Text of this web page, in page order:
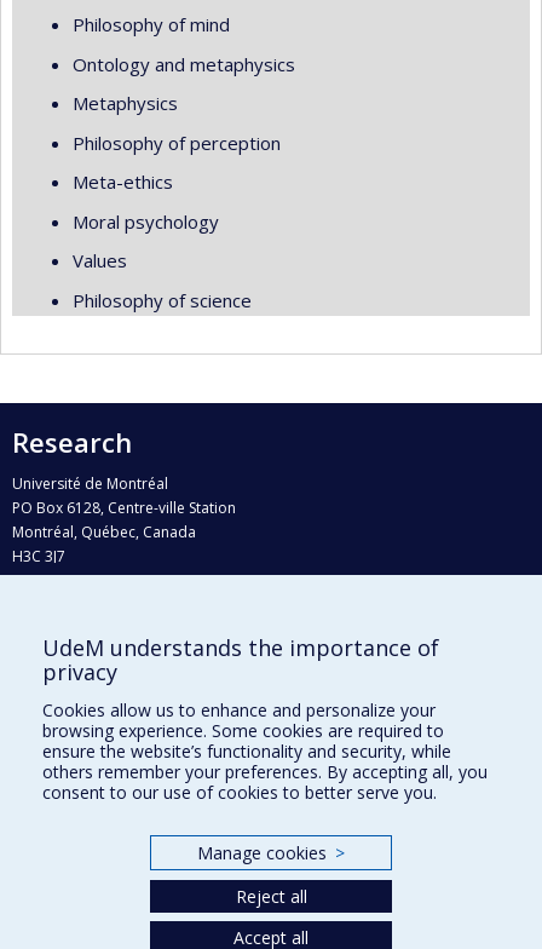
Philosophy of mind
Ontology and metaphysics
Metaphysics
Philosophy of perception
Meta-ethics
Moral psychology
Values
Philosophy of science
Research
Université de Montréal
PO Box 6128, Centre-ville Station
Montréal, Québec, Canada
H3C 3J7
Who does what?
Find us
Site map
Accessibility
UdeM understands the importance of
privacy
Cookies allow us to enhance and personalize your
browsing experience. Some cookies are required to
ensure the website’s functionality and security, while
others remember your preferences. By accepting all, you
consent to our use of cookies to better serve you.
Manage cookies >
Reject all
Accept all